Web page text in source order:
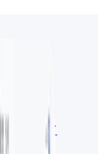
まで
導入ガイ